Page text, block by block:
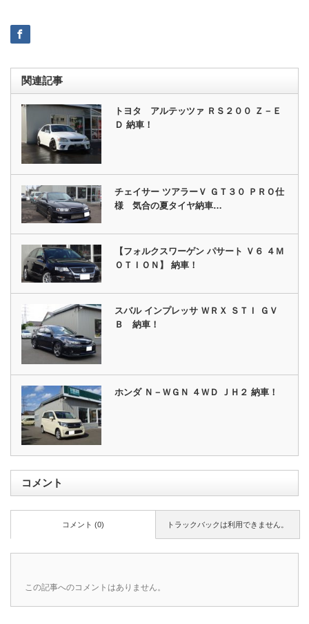
関連記事
トヨタ アルテッツァ ＲＳ２００ Ｚ－Ｅ
Ｄ 納車！
チェイサー ツアラーＶ ＧＴ３０ ＰＲＯ仕
様 気合の夏タイヤ納車…
【フォルクスワーゲン パサート Ｖ６ ４Ｍ
ＯＴＩＯＮ】 納車！
スバル インプレッサ ＷＲＸ ＳＴＩ ＧＶ
Ｂ 納車！
ホンダ Ｎ－ＷＧＮ ４ＷＤ ＪＨ２ 納車！
コメント
トラックバックは利用できません。
コメント (0)
この記事へのコメントはありません。